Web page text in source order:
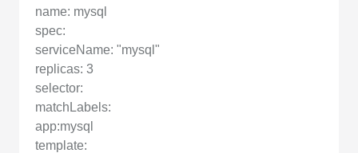
name: mysql
spec:
serviceName: "mysql"
replicas: 3
selector:
matchLabels:
app:mysql
template: